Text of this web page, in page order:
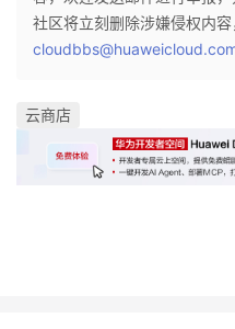
社区将立刻删除涉嫌侵权内容
云商店